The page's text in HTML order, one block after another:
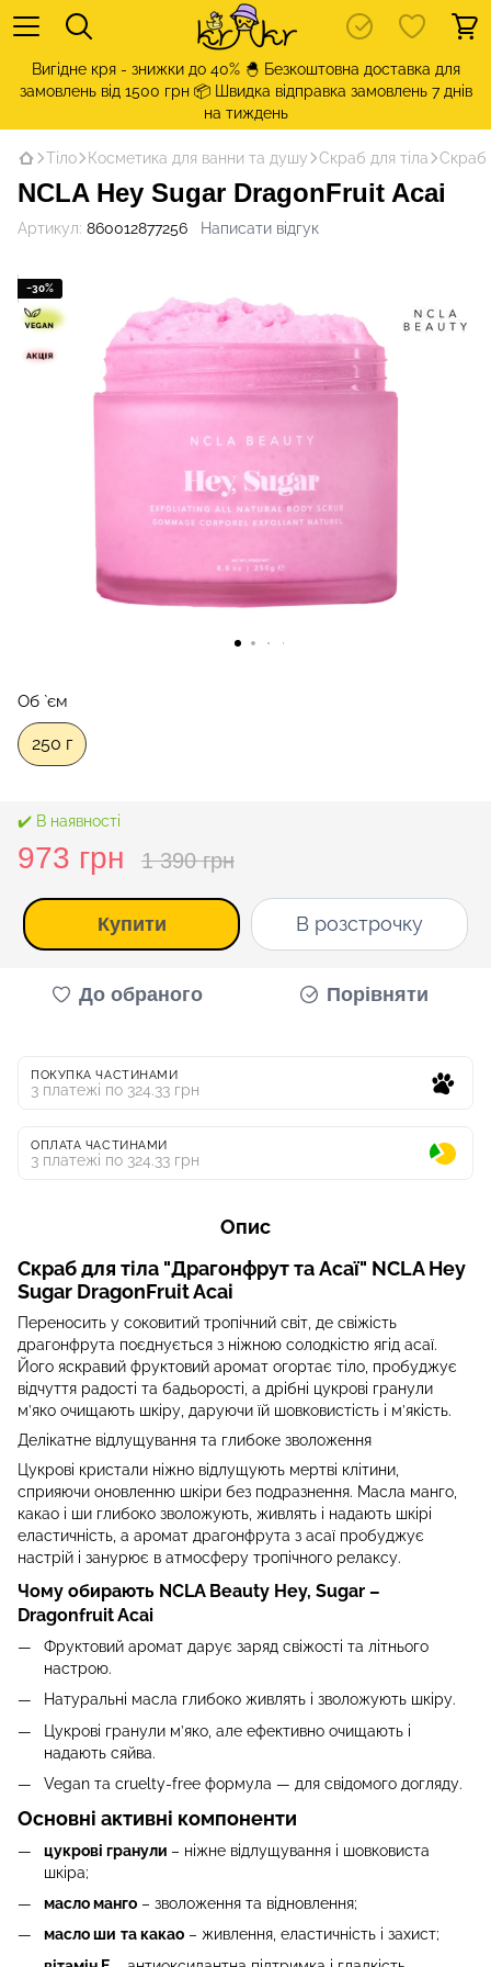
Вигідне кря - знижки до 40% 🐣 Безкоштовна доставка для
замовлень від 1500 грн 📦 Швидка відправка замовлень 7 днів
на тиждень
Тіло Косметика для ванни та душу Скраб для тіла Скраб
NCLA Hey Sugar DragonFruit Acai
Артикул: 860012877256 Написати відгук
−30%
Об `єм
250 г
✔️ В наявності
973 грн 1 390 грн
Купити В розстрочку
До обраного Порівняти
ПОКУПКА ЧАСТИНАМИ
3 платежі по 324.33 грн
ОПЛАТА ЧАСТИНАМИ
3 платежі по 324.33 грн
Опис
Скраб для тіла "Драгонфрут та Асаї" NCLA Hey
Sugar DragonFruit Acai
Переносить у соковитий тропічний світ, де свіжість
драгонфрута поєднується з ніжною солодкістю ягід асаї.
Його яскравий фруктовий аромат огортає тіло, пробуджує
відчуття радості та бадьорості, а дрібні цукрові гранули
м’яко очищають шкіру, даруючи їй шовковистість і м’якість.
Делікатне відлущування та глибоке зволоження
Цукрові кристали ніжно відлущують мертві клітини,
сприяючи оновленню шкіри без подразнення. Масла манго,
какао і ши глибоко зволожують, живлять і надають шкірі
еластичність, а аромат драгонфрута з асаї пробуджує
настрій і занурює в атмосферу тропічного релаксу.
Чому обирають NCLA Beauty Hey, Sugar –
Dragonfruit Acai
Фруктовий аромат дарує заряд свіжості та літнього
настрою.
Натуральні масла глибоко живлять і зволожують шкіру.
Цукрові гранули м’яко, але ефективно очищають і
надають сяйва.
Vegan та cruelty-free формула — для свідомого догляду.
Основні активні компоненти
цукрові гранули – ніжне відлущування і шовковиста
шкіра;
масло манго – зволоження та відновлення;
масло ши та какао – живлення, еластичність і захист;